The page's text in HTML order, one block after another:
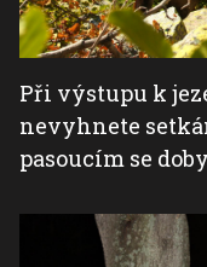
Při výstupu k
nevyhnete
pasoucím se